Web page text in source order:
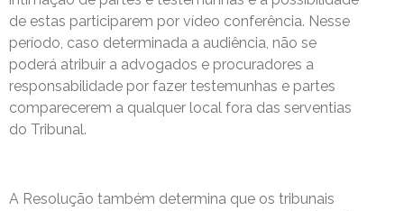
de estas participarem por vídeo conferência. Nesse
período, caso determinada a audiência, não se
poderá atribuir a advogados e procuradores a
responsabilidade por fazer testemunhas e partes
comparecerem a qualquer local fora das serventias
do Tribunal.
A Resolução também determina que os tribunais